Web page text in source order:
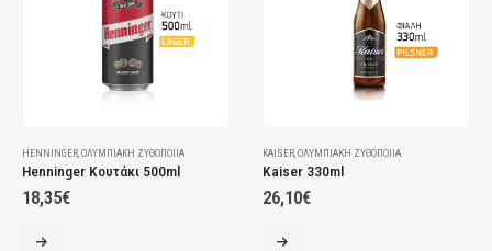
HENNINGER ΟΛΥΜΠΙΑΚΉ ΖΥΘΟΠΟΙΊΑ
Henninger Κουτάκι 500ml
18,35€
KAISER ΟΛΥΜΠΙΑΚΉ ΖΥΘΟΠΟΙΊΑ
Kaiser 330ml
26,10€